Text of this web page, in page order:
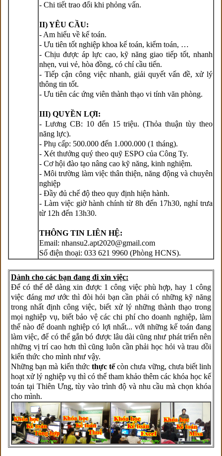
- Chi tiết trao đổi khi phỏng vấn.
II) YÊU CẦU:
- Am hiểu về kế toán.
- Ưu tiên tốt nghiệp khoa kế toán, kiểm toán, …
- Chịu được áp lực cao, kỹ năng giao tiếp tốt, nhanh
nhẹn, vui vẻ, hòa đồng, có chí cầu tiến.
- Tiếp cận công việc nhanh, giải quyết vấn đề, xử lý
thông tin tốt.
- Ưu tiên các ứng viên thành thạo vi tính văn phòng.
III) QUYỀN LỢI:
- Lương CB: 10 đến 15 triệu. (Thỏa thuận tùy theo
năng lực).
- Phụ cấp: 500.000 đến 1.000.000 (1 tháng).
- Xét thưởng quý theo quỹ ESPO của Công Ty.
- Cơ hội đào tạo nâng cao kỹ năng, kinh nghiệm.
- Môi trường làm việc thân thiện, năng động và chuyên
nghiệp
- Đầy đủ chế độ theo quy định hiện hành.
- Làm việc giờ hành chính từ 8h đến 17h30, nghỉ trưa
từ 12h đến 13h30.
THÔNG TIN LIÊN HỆ:
Email: nhansu2.apt2020@gmail.com
Số điện thoại: 033 621 9960 (Phòng HCNS).
Dành cho các bạn đang đi xin việc:
Để có thể dễ dàng xin được 1 công việc phù hợp, hay 1 công
việc đáng mơ ước thì đòi hỏi bạn cần phải có những kỹ năng
trong nhất định công việc, biết xử lý những thành thạo trong
mọi nghiệp vụ, biết bảo vệ các chi phí cho doanh nghiệp, làm
thế nào để doanh nghiệp có lợi nhất... với những kế toán đang
làm việc, để có thể gắn bó được lâu dài cũng như phát triển nên
những vị trí cao hơn thì cũng luôn cần phải học hỏi và trau dồi
kiến thức cho mình như vậy.
Những bạn mà kiến thức thực tếcòn chưa vững, chưa biết linh
hoạt xử lý nghiệp vụ thì có thể tham khảo thêm các khóa học kế
toán tại Thiên Ưng, tùy vào trình độ và nhu cầu mà chọn khóa
cho mình.